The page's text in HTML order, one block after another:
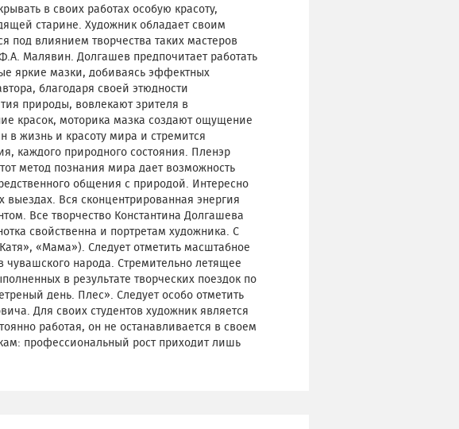
в своих работах особую красоту,
старине. Художник обладает своим
влиянием творчества таких мастеров
Малявин. Долгашев предпочитает работать
яркие мазки, добиваясь эффектных
благодаря своей этюдности
природы, вовлекают зрителя в
красок, моторика мазка создают ощущение
в жизнь и красоту мира и стремится
каждого природного состояния. Пленэр
метод познания мира дает возможность
общения с природой. Интересно
выездах. Вся сконцентрированная энергия
Все творчество Константина Долгашева
свойственна и портретам художника. С
«Мама»). Следует отметить масштабное
народа. Стремительно летящее
в результате творческих поездок по
день. Плес». Следует особо отметить
Для своих студентов художник является
работая, он не останавливается в своем
профессиональный рост приходит лишь